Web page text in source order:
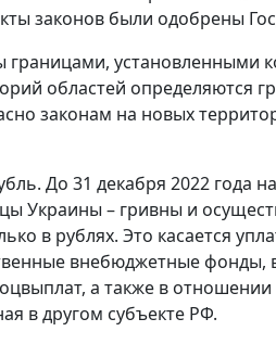
законов были одобрены
установленными
областей определяются
законам на новых
До 31 декабря 2022 года
Украины – гривны и
в рублях. Это касается
внебюджетные
а также в
в другом субъекте РФ.